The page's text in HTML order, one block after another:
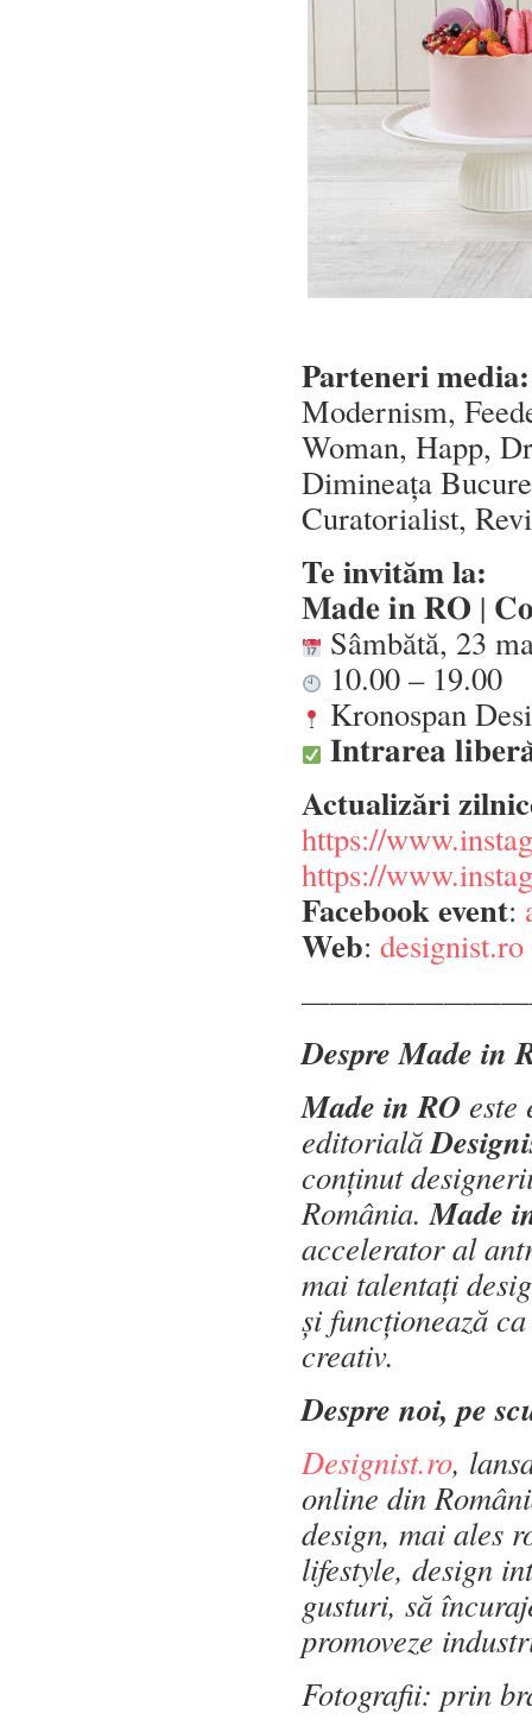
Parteneri
Modernism,
Woman, Happ,
Dimineața
Curatorialist,
Te invităm la:
𝐌𝐚𝐝𝐞 𝐢𝐧 𝐑𝐎 |
Sâmbătă, 23
10.00 – 19.00
Kronospan
𝐈𝐧𝐭𝐫𝐚𝐫𝐞𝐚
Actualizări
https://
https://
Facebook event:
Web: designist.ro
Despre Made in
Made in RO este
editorială
conținut
România.Made
accelerator al
mai talentați
și funcționează
creativ.
Despre noi, pe
Designist.ro,
online din
design, mai ales
lifestyle, design
gusturi, să
promoveze
Fotografii: prin